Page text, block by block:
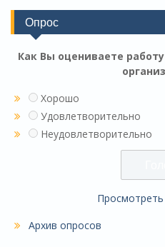
Опрос
Как Вы оцениваете
Хорошо
Удовлетворительно
Неудовлетворительно
Архив опросов